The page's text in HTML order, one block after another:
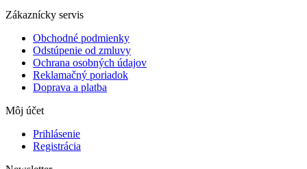
Zákaznícky servis
Obchodné podmienky
Odstúpenie od zmluvy
Ochrana osobných údajov
Reklamačný poriadok
Doprava a platba
Môj účet
Prihlásenie
Registrácia